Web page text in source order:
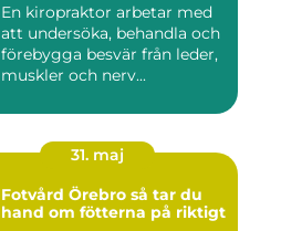
En kiropraktor arbetar med
att undersöka, behandla och
förebygga besvär från leder,
muskler och nerv...
31. maj
Fotvård Örebro så tar du
hand om fötterna på riktigt